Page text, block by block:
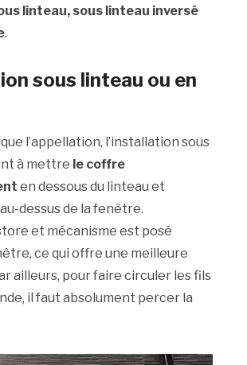
linteau, sous linteau inversé
.
sous linteau ou en
l’appellation, l’installation sous
à mettre le coffre
en dessous du linteau et
dessus de la fenêtre.
et mécanisme est posé
ce qui offre une meilleure
ailleurs, pour faire circuler les fils
il faut absolument percer la